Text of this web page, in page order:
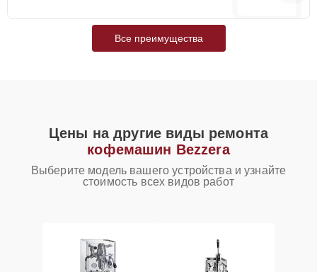
Все преимущества
Цены на другие виды ремонта
кофемашин Bezzera
Выберите модель вашего устройства и узнайте
стоимость всех видов работ